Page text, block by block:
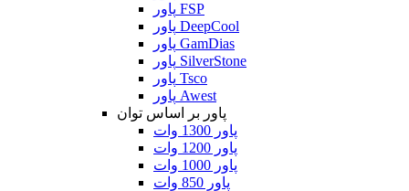
پاور FSP
پاور DeepCool
پاور GamDias
پاور SilverStone
پاور Tsco
پاور Awest
پاور بر اساس توان
پاور 1300 وات
پاور 1200 وات
پاور 1000 وات
پاور 850 وات